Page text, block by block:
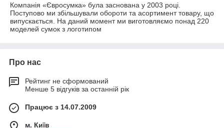
Компанія «Євросумка» була заснована у 2003 році.
Поступово ми збільшували обороти та асортимент товару, що
випускається. На даний момент ми виготовляємо понад 220
моделей сумок з логотипом
Про нас
Рейтинг не сформований
Менше 5 відгуків за останній рік
Працює з 14.07.2009
м. Київ